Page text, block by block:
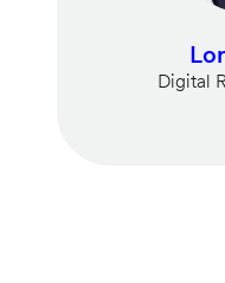
Digital